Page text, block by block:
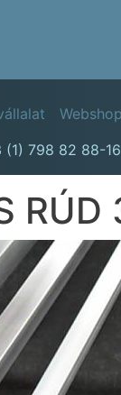
Webshop
(1) 798 82 88-16
RÚD